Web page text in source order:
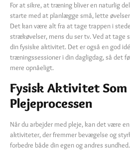
For at sikre, at træning bliver en naturlig
starte med at planlægge små, lette
Det kan være alt fra at tage trappen i
strækøvelser, mens du ser tv. Ved at tage
din fysiske aktivitet. Det er også en god
træningssessioner i din dagligdag, så det
mere opnåeligt.
Fysisk Aktivitet Som
Plejeprocessen
Når du arbejder med pleje, kan det være
aktiviteter, der fremmer bevægelse og
forbedre både din egen og andres